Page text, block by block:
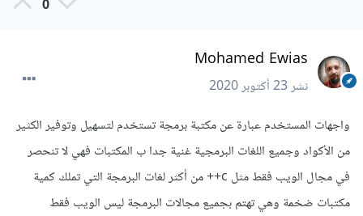
0
Mohamed Ewias
نشر23 أكتوبر 2020
واجهات المستخدم عبارة عن مكتبة برمجة تستخدم لتسهيل وتوفير الكثير
من الأكواد وجميع اللغات البرمجية غنية جدا ب المكتبات فهي لا تنحصر
في مجال الويب فقط مثل c++ من أكثر لغات البرمجة التي تملك كمية
مكتبات ضخمة وهي تهتم بجميع مجالات البرمجة ليس الويب فقط